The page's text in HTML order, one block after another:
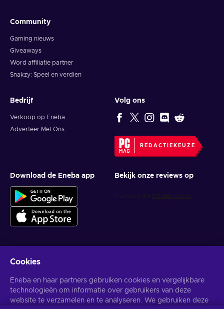
Community
Gaming nieuws
Giveaways
Word affiliatie partner
Snakzy: Speel en verdien
Bedrijf
Verkoop op Eneba
Adverteer Met Ons
Volg ons
REDACTIEKEUZE
Download de Eneba app Bekijk onze reviews op
Krijg gepersonaliseerde gameaanbiedingen
Abonneer
U kunt zich op elk gewenst moment afmelden. Bezoek dePrivacy
Cookies
Eneba en haar partners gebruiken cookies en vergelijkbare
technologieën om informatie over gebruikers van deze
website te verzamelen en te analyseren. We gebruiken deze